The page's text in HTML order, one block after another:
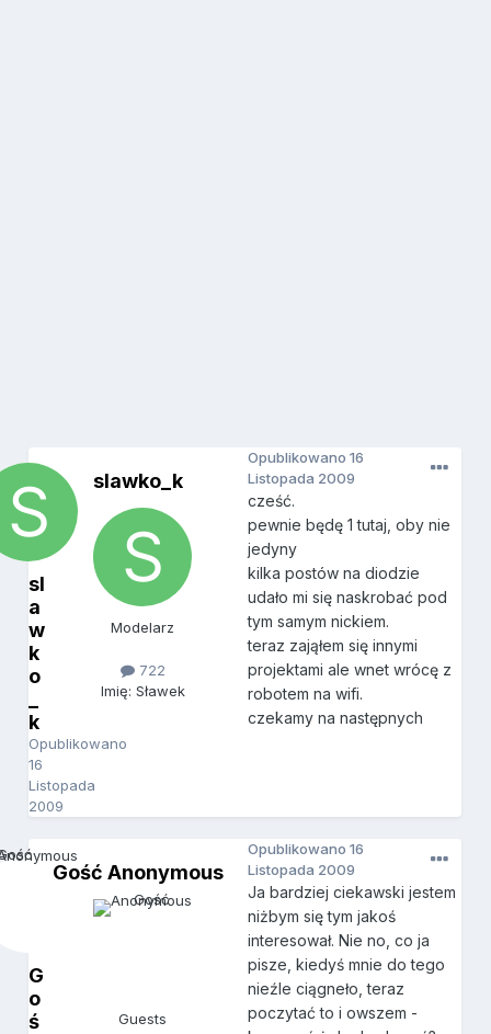
sl
a
w
k
o
k
Opublikowano
16
Listopada
2009
slawko_k
Modelarz
722
Imię: Sławek
Opublikowano16
Listopada 2009
cześć.
pewnie będę 1 tutaj, oby nie
jedyny
kilka postów na diodzie
udało mi się naskrobać pod
tym samym nickiem.
teraz zająłem się innymi
projektami ale wnet wrócę z
robotem na wifi.
czekamy na następnych
G
o
ś
Gość Anonymous
Guests
Opublikowano16
Listopada 2009
Ja bardziej ciekawski jestem
niżbym się tym jakoś
interesował. Nie no, co ja
pisze, kiedyś mnie do tego
nieźle ciągneło, teraz
poczytać to i owszem -